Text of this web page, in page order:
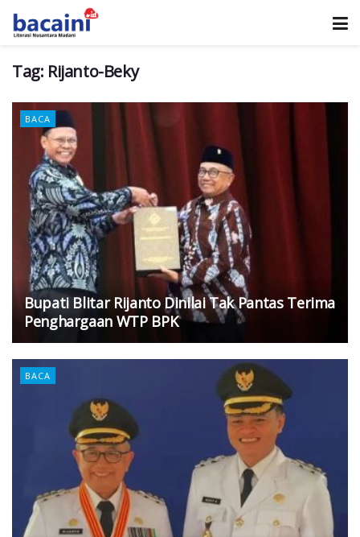
Tag: Rijanto-Beky
BACA
Bupati Blitar Rijanto Dinilai Tak Pantas Terima
Penghargaan WTP BPK
BACA